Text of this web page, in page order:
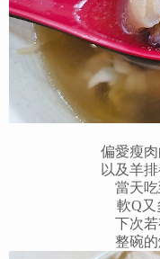
偏愛瘦肉
以及羊
當天
軟Q又
下次
整碗的